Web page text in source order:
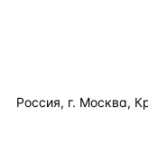
Россия, г. Москва,